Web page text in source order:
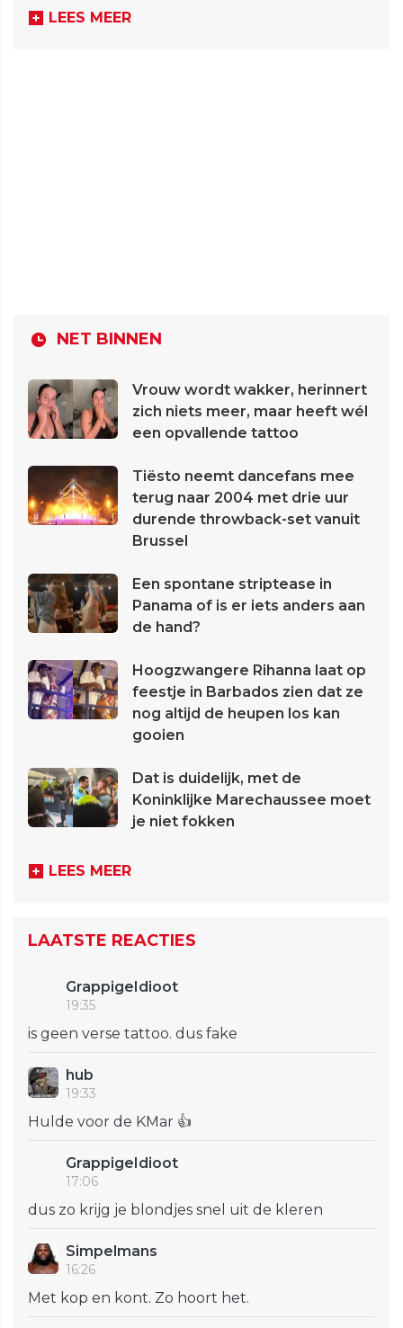
LEES MEER
NET BINNEN
Vrouw wordt wakker, herinnert
zich niets meer, maar heeft wél
een opvallende tattoo
Tiësto neemt dancefans mee
terug naar 2004 met drie uur
durende throwback-set vanuit
Brussel
Een spontane striptease in
Panama of is er iets anders aan
de hand?
Hoogzwangere Rihanna laat op
feestje in Barbados zien dat ze
nog altijd de heupen los kan
gooien
Dat is duidelijk, met de
Koninklijke Marechaussee moet
je niet fokken
LEES MEER
LAATSTE REACTIES
GrappigeIdioot
19:35
is geen verse tattoo. dus fake
hub
19:33
Hulde voor de KMar 👍
GrappigeIdioot
17:06
dus zo krijg je blondjes snel uit de kleren
Simpelmans
16:26
Met kop en kont. Zo hoort het.